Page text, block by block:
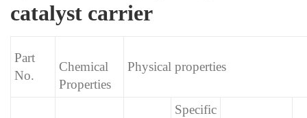
catalyst carrier
Part
No.
Chemical
Properties
Physical properties
Specific